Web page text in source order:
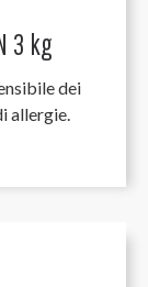
3 kg
dei
allergie.